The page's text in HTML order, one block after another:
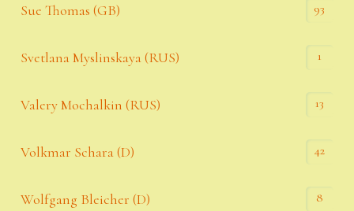
Sue Thomas (GB) 93
Svetlana Myslinskaya (RUS) 1
Valery Mochalkin (RUS) 13
Volkmar Schara (D) 42
Wolfgang Bleicher (D) 8